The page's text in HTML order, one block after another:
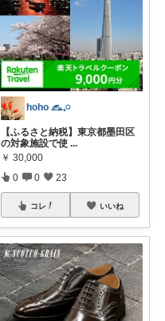
hoho 𓃺𓈒𓏸
【ふるさと納税】東京都墨田区
の対象施設で使 ...
￥ 30,000
0 0 23
コレ いいね